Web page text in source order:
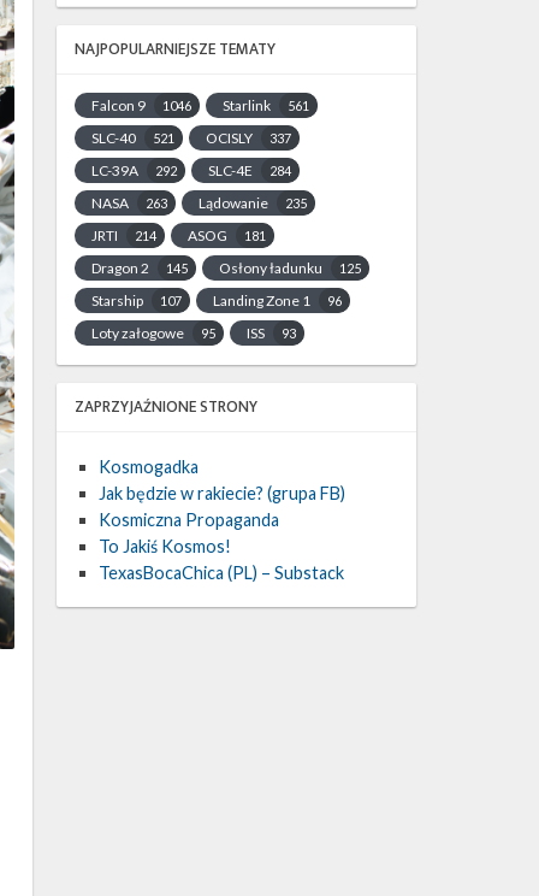
NAJPOPULARNIEJSZE TEMATY
Falcon 9 1046 Starlink 561
SLC-40 521 OCISLY 337
LC-39A 292 SLC-4E 284
NASA 263 Lądowanie 235
JRTI 214 ASOG 181
Dragon 2 145 Osłony ładunku 125
Starship 107 Landing Zone 1 96
Loty załogowe 95 ISS 93
ZAPRZYJAŹNIONE STRONY
Kosmogadka
Jak będzie w rakiecie? (grupa FB)
Kosmiczna Propaganda
To Jakiś Kosmos!
TexasBocaChica (PL) – Substack